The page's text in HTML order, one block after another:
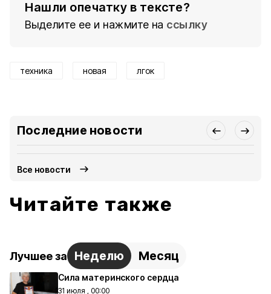
Нашли опечатку в тексте?
Выделите ее и нажмите на ссылку
техника новая лгок
Последние новости
Все новости
Читайте также
Лучшее за Неделю Месяц
Сила материнского сердца
31 июля , 00:00